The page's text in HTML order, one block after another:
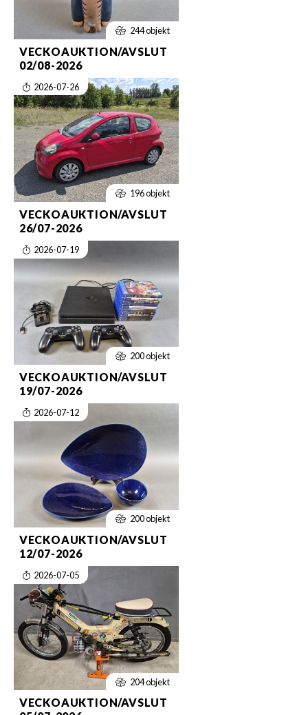
244 objekt
VECKOAUKTION/AVSLUT
02/08-2026
2026-07-26
196 objekt
VECKOAUKTION/AVSLUT
26/07-2026
2026-07-19
200 objekt
VECKOAUKTION/AVSLUT
19/07-2026
2026-07-12
200 objekt
VECKOAUKTION/AVSLUT
12/07-2026
2026-07-05
204 objekt
VECKOAUKTION/AVSLUT